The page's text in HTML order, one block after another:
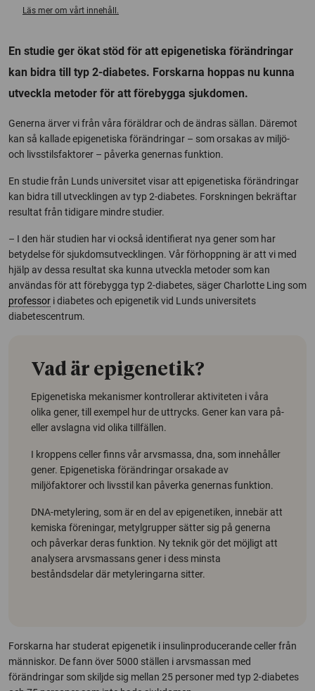
Läs mer om vårt innehåll.
En studie ger ökat stöd för att epigenetiska förändringar
kan bidra till typ 2-diabetes. Forskarna hoppas nu kunna
utveckla metoder för att förebygga sjukdomen.
Generna ärver vi från våra föräldrar och de ändras sällan. Däremot
kan så kallade epigenetiska förändringar – som orsakas av miljö-
och livsstilsfaktorer – påverka genernas funktion.
En studie från Lunds universitet visar att epigenetiska förändringar
kan bidra till utvecklingen av typ 2-diabetes. Forskningen bekräftar
resultat från tidigare mindre studier.
– I den här studien har vi också identifierat nya gener som har
betydelse för sjukdomsutvecklingen. Vår förhoppning är att vi med
hjälp av dessa resultat ska kunna utveckla metoder som kan
användas för att förebygga typ 2-diabetes, säger Charlotte Ling som
professor i diabetes och epigenetik vid Lunds universitets
diabetescentrum.
Vad är epigenetik?
Epigenetiska mekanismer kontrollerar aktiviteten i våra
olika gener, till exempel hur de uttrycks. Gener kan vara på-
eller avslagna vid olika tillfällen.
I kroppens celler finns vår arvsmassa, dna, som innehåller
gener. Epigenetiska förändringar orsakade av
miljöfaktorer och livsstil kan påverka genernas funktion.
DNA-metylering, som är en del av epigenetiken, innebär att
kemiska föreningar, metylgrupper sätter sig på generna
och påverkar deras funktion. Ny teknik gör det möjligt att
analysera arvsmassans gener i dess minsta
beståndsdelar där metyleringarna sitter.
Forskarna har studerat epigenetik i insulinproducerande celler från
människor. De fann över 5000 ställen i arvsmassan med
förändringar som skiljde sig mellan 25 personer med typ 2-diabetes